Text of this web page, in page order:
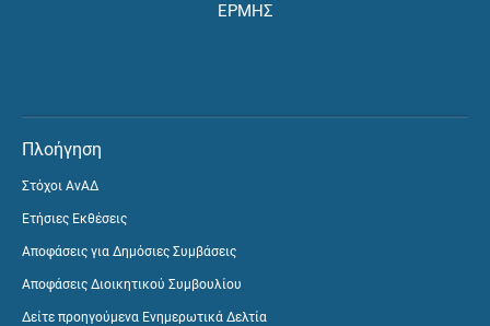
ΕΡΜΗΣ
Πλοήγηση
Στόχοι ΑνΑΔ
Ετήσιες Εκθέσεις
Αποφάσεις για Δημόσιες Συμβάσεις
Αποφάσεις Διοικητικού Συμβουλίου
Δείτε προηγούμενα Ενημερωτικά Δελτία